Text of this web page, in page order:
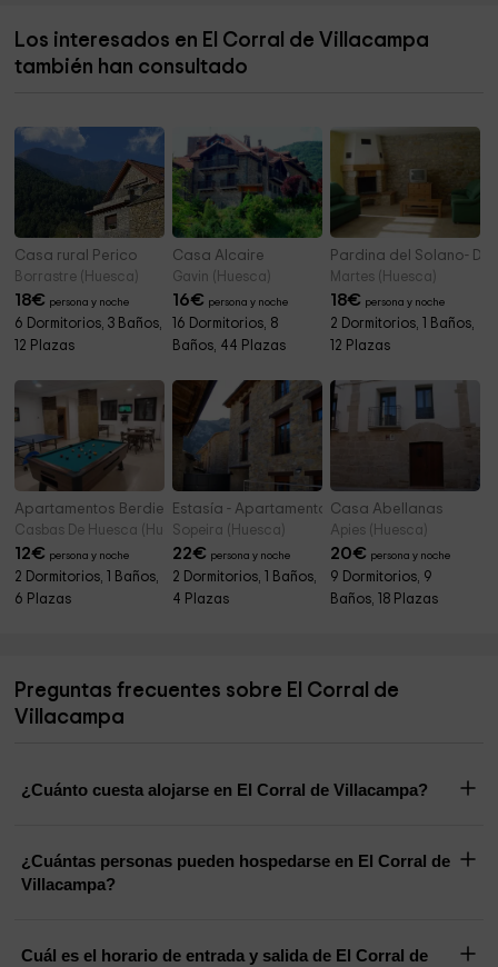
Iglesia de Santa Maria 12,6 km
Los interesados en El Corral de Villacampa
también han consultado
Casa rural Perico
Borrastre (Huesca)
18€ persona y noche
6 Dormitorios, 3 Baños,
12 Plazas
Casa Alcaire
Gavin (Huesca)
16€ persona y noche
16 Dormitorios, 8
Baños, 44 Plazas
Pardina del Solano-
Martes (Huesca)
18€ persona y noche
2 Dormitorios, 1 Baños,
12 Plazas
Apartamentos Berdiel 1
Casbas De Huesca (Huesca)
12€ persona y noche
2 Dormitorios, 1 Baños,
6 Plazas
Estasía - Apartamento Rural Vinyé
Sopeira (Huesca)
22€ persona y noche
2 Dormitorios, 1 Baños,
4 Plazas
Casa Abellanas
Apies (Huesca)
20€ persona y noche
9 Dormitorios, 9
Baños, 18 Plazas
Preguntas frecuentes sobre El Corral de
Villacampa
¿Cuánto cuesta alojarse en El Corral de Villacampa?
¿Cuántas personas pueden hospedarse en El Corral de
Villacampa?
Cuál es el horario de entrada y salida de El Corral de